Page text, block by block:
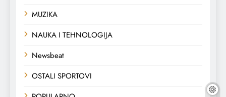
MUZIKA
NAUKA I TEHNOLOGIJA
Newsbeat
OSTALI SPORTOVI